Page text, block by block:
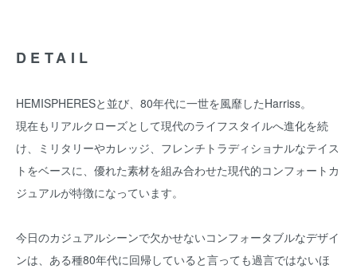
DETAIL
HEMISPHERESと並び、80年代に一世を風靡したHarriss。
現在もリアルクローズとして現代のライフスタイルへ進化を続
け、ミリタリーやカレッジ、フレンチトラディショナルなテイス
トをベースに、優れた素材を組み合わせた現代的コンフォートカ
ジュアルが特徴になっています。
今日のカジュアルシーンで欠かせないコンフォータブルなデザイ
ンは、ある種80年代に回帰していると言っても過言ではないほ